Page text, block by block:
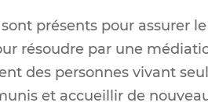
présents pour assurer
résoudre par une
des personnes vivant
et accueillir de